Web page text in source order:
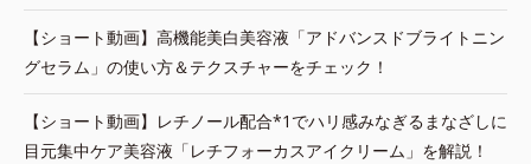
【ショート動画】高機能美白美容液「アドバンスドブライトニン
グセラム」の使い方＆テクスチャーをチェック！
【ショート動画】レチノール配合*1でハリ感みなぎるまなざしに
目元集中ケア美容液「レチフォーカスアイクリーム」を解説！